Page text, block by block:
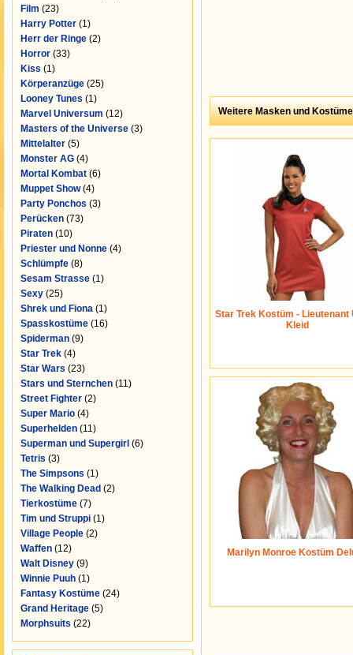
Film (23)
Harry Potter (1)
Herr der Ringe (2)
Horror (33)
Kiss (1)
Körperanzüge (25)
Looney Tunes (1)
Marvel Universum (12)
Masters of the Universe (3)
Mittelalter (5)
Monster AG (4)
Mortal Kombat (6)
Muppet Show(4)
Party Ponchos (3)
Perücken (73)
Piraten (10)
Priester und Nonne (4)
Schlümpfe (8)
Sesam Strasse (1)
Sexy (25)
Shrek und Fiona (1)
Spasskostüme (16)
Spiderman (9)
Star Trek (4)
Star Wars (23)
Stars und Sternchen (11)
Street Fighter (2)
Super Mario (4)
Superhelden (11)
Superman und Supergirl (6)
Tetris (3)
The Simpsons (1)
The Walking Dead (2)
Tierkostüme (7)
Tim und Struppi (1)
Village People (2)
Waffen (12)
Walt Disney (9)
Winnie Puuh (1)
Fantasy Kostüme (24)
Grand Heritage (5)
Morphsuits (22)
Weitere Masken und
Star Trek Kostüm - Lieutenant
Kleid
Marilyn Monroe Kostüm